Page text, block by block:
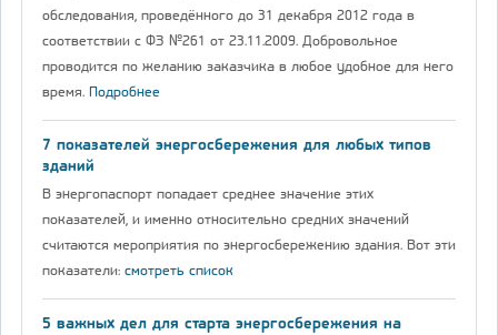
обследования, проведённого до 31 декабря 2012 года в
соответствии с ФЗ №261 от 23.11.2009. Добровольное
проводится по желанию заказчика в любое удобное для него
время. Подробнее
7 показателей энергосбережения для любых типов
зданий
В энергопаспорт попадает среднее значение этих
показателей, и именно относительно средних значений
считаются мероприятия по энергосбережению здания. Вот эти
показатели: смотреть список
5 важных дел для старта энергосбережения на